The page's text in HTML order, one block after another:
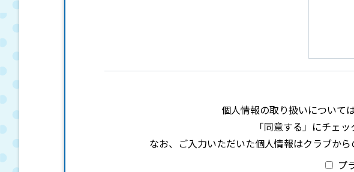
個人情報の取り扱いについて
「同意する」にチェ
なお、ご入力いただいた個人情報はクラブか
プ